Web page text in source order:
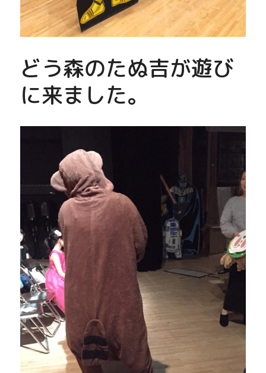
どう森のたぬ吉が遊び
に来ました。